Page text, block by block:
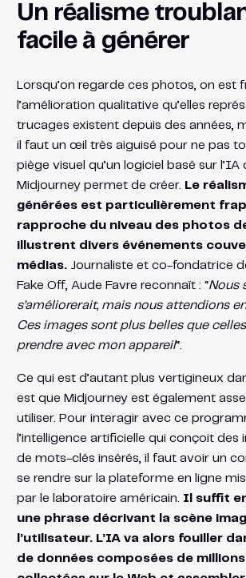
Un réalisme
facile à générer
Lorsqu’on regarde ces photos, on est
l’amélioration qualitative qu’elles
trucages existent depuis des années,
il faut un œil très aiguisé pour ne pas
piège visuel qu’un logiciel basé sur l’IA
Midjourney permet de créer. Le
générées est particulièrement
rapproche du niveau des photos
illustrent divers événements
médias.Journaliste et co-fondatrice
Fake Off, Aude Favre reconnaît : “Nous
s’améliorerait, mais nous attendions
Ces images sont plus belles que
prendre avec mon appareil“.
Ce qui est d’autant plus vertigineux
est que Midjourney est également
utiliser. Pour interagir avec ce
l’intelligence artificielle qui conçoit des
de mots-clés insérés, il faut avoir un
se rendre sur la plateforme en ligne
par le laboratoire américain. Il suffit
une phrase décrivant la scène
l’utilisateur. L’IA va alors fouiller
de données composées de millions